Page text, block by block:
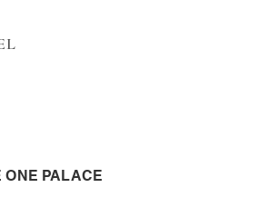
ONE PALACE